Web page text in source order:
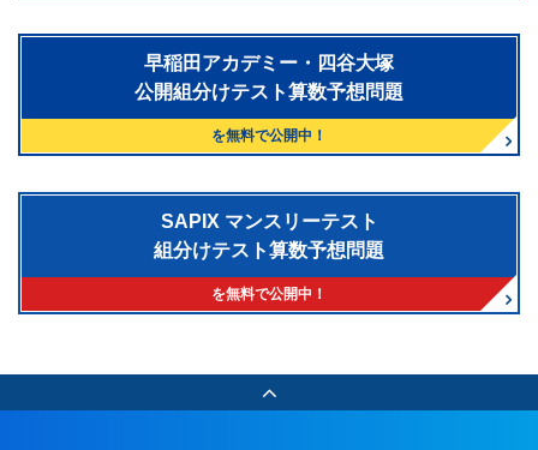
早稲田アカデミー・四谷大塚
公開組分けテスト算数予想問題
を無料で公開中！
SAPIX マンスリーテスト
組分けテスト算数予想問題
を無料で公開中！